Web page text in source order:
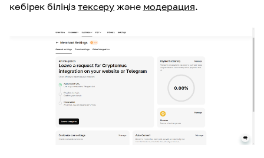
көбірек біліңіз тексеру және модерация.